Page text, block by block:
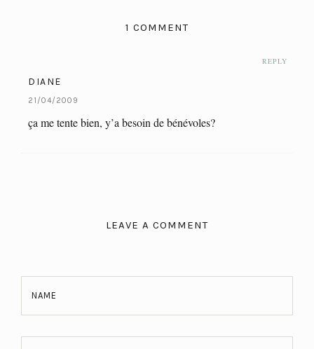
1 COMMENT
REPLY
DIANE
21/04/2009
ça me tente bien, y’a besoin de bénévoles?
LEAVE A COMMENT
NAME